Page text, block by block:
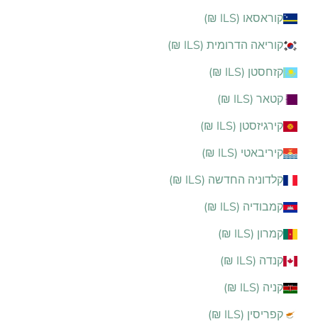
קוראסאו (ILS ₪)
קוריאה הדרומית (ILS ₪)
קזחסטן (ILS ₪)
קטאר (ILS ₪)
קירגיזסטן (ILS ₪)
קיריבאטי (ILS ₪)
קלדוניה החדשה (ILS ₪)
קמבודיה (ILS ₪)
קמרון (ILS ₪)
קנדה (ILS ₪)
קניה (ILS ₪)
קפריסין (ILS ₪)